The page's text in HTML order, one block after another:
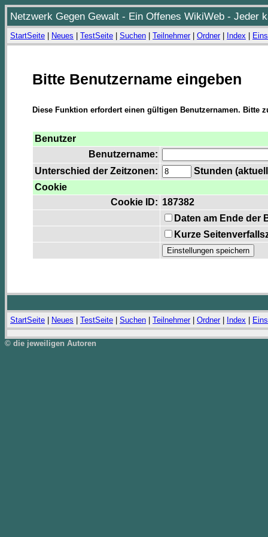
Netzwerk Gegen Gewalt - Ein Offenes WikiWeb - Jeder
StartSeite Neues TestSeite Suchen Teilnehmer| Ordner| Index
Bitte Benutzername eingeben
Diese Funktion erfordert einen gültigen Benutzernamen. Bitte
Benutzer
Benutzername:
Unterschied der Zeitzonen:
Stunden
Cookie
Cookie ID: 187382
Daten am Ende der
Kurze
StartSeite Neues TestSeite Suchen Teilnehmer| Ordner| Index
© die jeweiligen Autoren